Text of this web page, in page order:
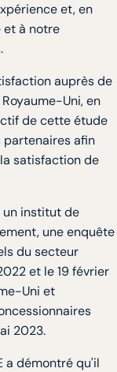
et, en
et à notre
auprès de
Uni, en
de cette étude
afin
satisfaction de
un institut de
une enquête
du secteur
et le 19 février
Uni et
2023.
a démontré qu'il